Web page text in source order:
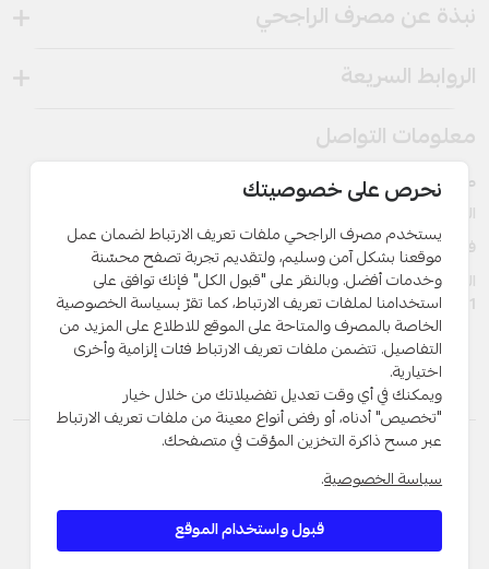
نبذة عن مصرف الراجحي
الروابط السريعة
معلومات التواصل
مصرف الراجحي – الأردن
الهاتف:
فاكس: + 962 6 566 9911
الفرع: حي الأمير راشد - شارع الملك عبدالله الثاني بن الحسين مبنى رقم
381
النسبة المئوية السنوية لاسعار التمويلات
التوعية عن الاحتيال
بيان ملفات تعريف الارتباط
سياسة الخصوصية
نصائح أمنية
الشروط والأحكام معدل ربح المنتجات
نحرص على خصوصيتك
يستخدم مصرف الراجحي ملفات تعريف الارتباط لضمان عمل
موقعنا بشكل آمن وسليم، ولتقديم تجربة تصفح محسّنة
وخدمات أفضل. وبالنقر على "قبول الكل" فإنك توافق على
استخدامنا لملفات تعريف الارتباط، كما تقرّ بسياسة الخصوصية
الخاصة بالمصرف والمتاحة على الموقع للاطلاع على المزيد من
التفاصيل. تتضمن ملفات تعريف الارتباط فئات إلزامية وأخرى
اختيارية.
ويمكنك في أي وقت تعديل تفضيلاتك من خلال خيار
"تخصيص" أدناه، أو رفض أنواع معينة من ملفات تعريف الارتباط
عبر مسح ذاكرة التخزين المؤقت في متصفحك.
سياسة الخصوصية.
قبول واستخدام الموقع